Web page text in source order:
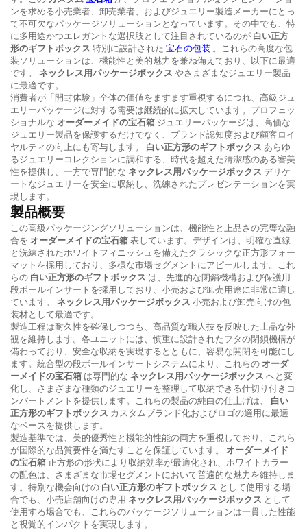
ンを求める小売業者、卸売業者、およびジュエリー製造メーカーにとっ
て不可欠なパッケージソリューションとなっています。その中でも、特
に多用途かつエレガントな選択肢として注目されているのが 白い正方
形のギフトボックス 特別に設計された 宝石の包装 。これらの高度な包
装ソリューションは、機能性と美的魅力を兼ね備えており、以下に最適
です。 ネックレス用パッケージボックス やさまざまなジュエリー製品
に最適です。
消費者が「開封体験」全体の価値をますます重視するにつれ、高級ジュ
エリーパッケージに対する需要は継続的に拡大しています。プロフェッ
ショナルな オーダーメイドの宝石箱 ジュエリーパッケージは、高価な
ジュエリー製品を保護するだけでなく、ブランド認知度および顧客ロイ
ヤルティの向上にも寄与します。 白い正方形のギフトボックス あらゆ
るジュエリーコレクションに調和する、時代を超えた清潔感のある審美
性を提供し、一方で専門的な ネックレス用パッケージボックス デリケ
ートなジュエリーを安全に収納し、洗練されたプレゼンテーションを実
現します。
製品概要
この高級パッケージングソリューションは、機能性と上品さの完璧な融
合を オーダーメイドの宝石箱表しています。デザインは、明確な直線
と洗練されたホワイトフィニッシュを備えたクラシックな正方形フォー
マットを採用しており、多様な市場セグメントにアピールします。これ
らの 白い正方形のギフトボックス は、先進的な閉鎖機構および保護用
段ボールインサートを採用しており、小売および卸売用途に非常に適し
ています。 ネックレス用パッケージボックス 小売および卸売向けの包
装材として最適です。
製造工程は耐久性を確保しつつも、高品質な職人技を反映した上品な外
観を維持します。各ユニットには、慎重に設計されたフタの閉鎖機構が
備わっており、安全な収納を実現するとともに、容易な開閉を可能にし
ます。統合型の段ボールインサートシステムにより、これらの オーダ
ーメイドの宝石箱 は専門的な ネックレス用パッケージボックス へと変
化し、さまざまな種類のジュエリーを整理して収納できる仕切り付きコ
ンパートメントを提供します。これらの製品の純白の仕上げは、 白い
正方形のギフトボックス カスタムブランド化およびロゴの適用に最適
なベースを提供します。
製造基準では、美的優秀性と機能的性能の両方を重視しており、これら
が国際的な品質要件を満たすことを保証しています。 オーダーメイド
の宝石箱正方形の形状により収納効率が最適化され、ホワイトカラー
の配色は、さまざまな市場セグメントにおいて普遍的な魅力を維持しま
す。特別な機会向けの 白い正方形のギフトボックス として使用する場
合でも、小売店舗向けの専用 ネックレス用パッケージボックス として
使用する場合でも、これらのパッケージソリューションは一貫した性能
と視覚的インパクトを実現します。